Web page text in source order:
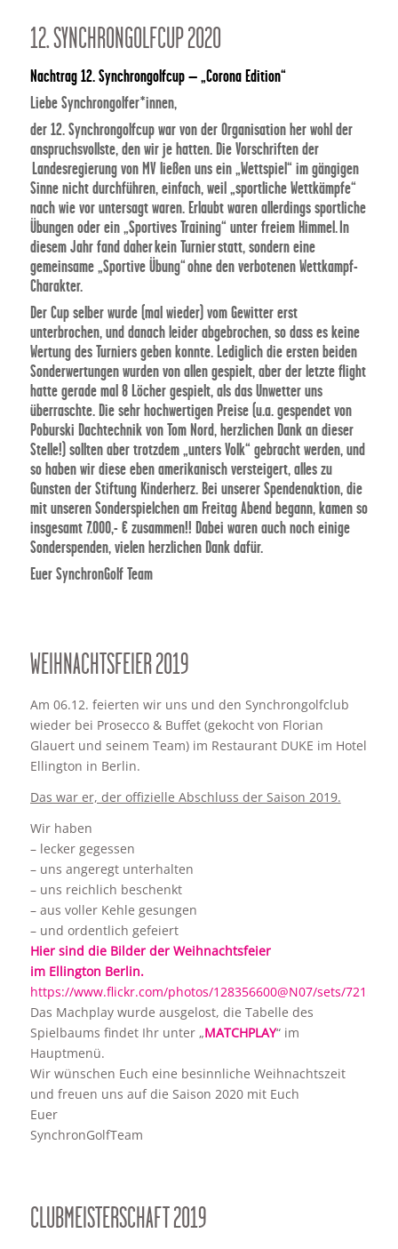
12. SYNCHRONGOLFCUP 2020
Nachtrag 12. Synchrongolfcup – „Corona Edition“
Liebe Synchrongolfer*innen,
der 12. Synchrongolfcup war von der Organisation her wohl der
anspruchsvollste, den wir je hatten. Die Vorschriften der
Landesregierung von MV ließen uns ein „Wettspiel“ im gängigen
Sinne nicht durchführen, einfach, weil „sportliche Wettkämpfe“
nach wie vor untersagt waren. Erlaubt waren allerdings sportliche
Übungen oder ein „Sportives Training“ unter freiem Himmel. In
diesem Jahr fand daher kein Turnier statt, sondern eine
gemeinsame „Sportive Übung“ ohne den verbotenen Wettkampf-
Charakter.
Der Cup selber wurde (mal wieder) vom Gewitter erst
unterbrochen, und danach leider abgebrochen, so dass es keine
Wertung des Turniers geben konnte. Lediglich die ersten beiden
Sonderwertungen wurden von allen gespielt, aber der letzte flight
hatte gerade mal 8 Löcher gespielt, als das Unwetter uns
überraschte. Die sehr hochwertigen Preise (u.a. gespendet von
Poburski Dachtechnik von Tom Nord, herzlichen Dank an dieser
Stelle!) sollten aber trotzdem „unters Volk“ gebracht werden, und
so haben wir diese eben amerikanisch versteigert, alles zu
Gunsten der Stiftung Kinderherz. Bei unserer Spendenaktion, die
mit unseren Sonderspielchen am Freitag Abend begann, kamen so
insgesamt 7.000,- € zusammen!! Dabei waren auch noch einige
Sonderspenden, vielen herzlichen Dank dafür.
Euer SynchronGolf Team
WEIHNACHTSFEIER 2019
Am 06.12. feierten wir uns und den Synchrongolfclub
wieder bei Prosecco & Buffet (gekocht von Florian
Glauert und seinem Team) im Restaurant DUKE im Hotel
Ellington in Berlin.
Das war er, der offizielle Abschluss der Saison 2019.
Wir haben
– lecker gegessen
– uns angeregt unterhalten
– uns reichlich beschenkt
– aus voller Kehle gesungen
– und ordentlich gefeiert
Hier sind die Bilder der Weihnachtsfeier
im Ellington Berlin.
https://www.flickr.com/photos/128356600@N07/sets/
Das Machplay wurde ausgelost, die Tabelle des
Spielbaums findet Ihr unter „MATCHPLAY“ im
Hauptmenü.
Wir wünschen Euch eine besinnliche Weihnachtszeit
und freuen uns auf die Saison 2020 mit Euch
Euer
SynchronGolfTeam
CLUBMEISTERSCHAFT 2019